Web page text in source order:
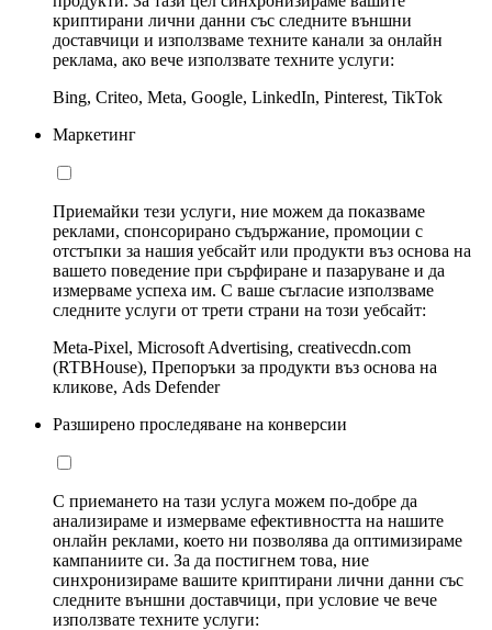
криптирани лични данни със следните външни
доставчици и използваме техните канали за онлайн
реклама, ако вече използвате техните услуги:
Bing, Criteo, Meta, Google, LinkedIn, Pinterest, TikTok
Маркетинг
Приемайки тези услуги, ние можем да показваме
реклами, спонсорирано съдържание, промоции с
отстъпки за нашия уебсайт или продукти въз основа на
вашето поведение при сърфиране и пазаруване и да
измерваме успеха им. С ваше съгласие използваме
следните услуги от трети страни на този уебсайт:
Meta-Pixel, Microsoft Advertising, creativecdn.com
(RTBHouse), Препоръки за продукти въз основа на
кликове, Ads Defender
Разширено проследяване на конверсии
С приемането на тази услуга можем по-добре да
анализираме и измерваме ефективността на нашите
онлайн реклами, което ни позволява да оптимизираме
кампаниите си. За да постигнем това, ние
синхронизираме вашите криптирани лични данни със
следните външни доставчици, при условие че вече
използвате техните услуги: